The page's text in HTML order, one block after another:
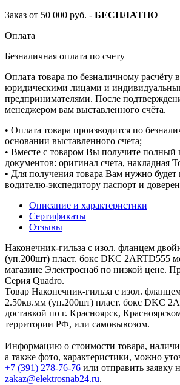
Заказ от 50 000 руб. - БЕСПЛАТНО
Оплата
Безналичная оплата по счету
Оплата товара по безналичному расчёту
юридическими лицами и
предпринимателями. После
менеджером вам выставленного счёта.
• Оплата товара производится по
основании выставленного счета;
• Вместе с товаром Вы получите полный
документов: оригинал счета, накладная
• Для получения товара Вам нужно будет
водителю-экспедитору паспорт и
Описание и характеристики
Сертификаты
Отзывы
Наконечник-гильза с изол. фланцем
(уп.200шт) пласт. бокс DKC 2ARTD555
магазине Электроснаб по низкой цене.
Серия Quadro.
Товар Наконечник-гильза с изол.
2.50кв.мм (уп.200шт) пласт. бокс DKC
доставкой по г. Красноярск,
территории РФ, или самовывозом.
Информацию о стоимости товара,
а также фото, характеристики, можно
+7 (391) 278-76-76 или отправить заявку
zakaz@elektrosnab24.ru.